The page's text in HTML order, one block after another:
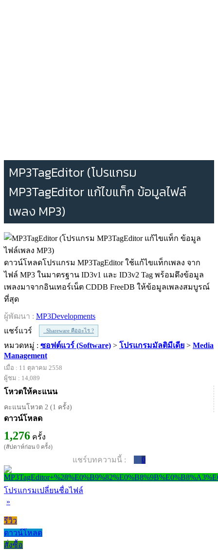
MP3TagEditor (โปรแกรม
MP3TagEditor แก้ไขแท็ก ข้อมูลไฟล์
เพลง MP3)
ดาวน์โหลดโปรแกรม MP3TagEditor ใช้แก้ไขแท็กเพลง จาก
ไฟล์ MP3 ในมาตรฐาน ID3v1 และ ID3v2 Tag พร้อมดึงข้อมูล
เพลงมาจากอินเทอร์เน็ต CDDB FreeDB ให้ข้อมูลเพลงสมบูรณ์
ที่สุด
ผู้พัฒนา : MP3Developments
แชร์แวร์
Shareware คืออะไร ?
หมวดหมู่ : ซอฟต์แวร์ (Software) > โปรแกรมมัลติมีเดีย > Media
Management
เมื่อ : 11 ตุลาคม 2558
ผู้ชม : 14,089
โหวตให้คะแนน
คะแนนโหวต 2 (1 ครั้ง)
ดาวน์โหลด
1,276 ครั้ง
(สัปดาห์ก่อน 0 ครั้ง)
แชร์บทความนี้ : 0
โปรแกรมเปลี่ยนชื่อไฟล์
»
รีวิว
ดาวน์โหลด
สั่งซื้อ